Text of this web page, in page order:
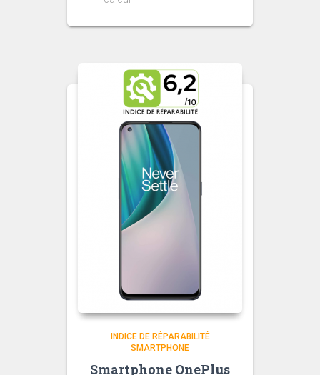
INDICE DE RÉPARABILITÉ
SMARTPHONE
Smartphone OnePlus